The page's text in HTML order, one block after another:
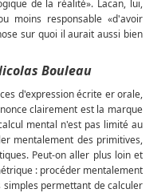
de la réalité». Lacan, lui,
moins responsable «d'avoir
sur quoi il aurait aussi bien
Bouleau
d'expression écrite er orale,
clairement est la marque
mental n'est pas limité au
mentalement des primitives,
Peut-on aller plus loin et
: procéder mentalement
permettant de calculer